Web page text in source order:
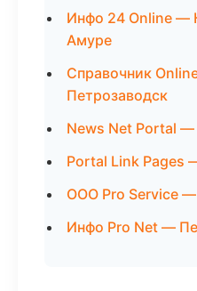
Инфо 24 Online —
Амуре
Справочник
Петрозаводск
News Net Portal —
Portal Link Pages
ООО Pro Service
Инфо Pro Net —